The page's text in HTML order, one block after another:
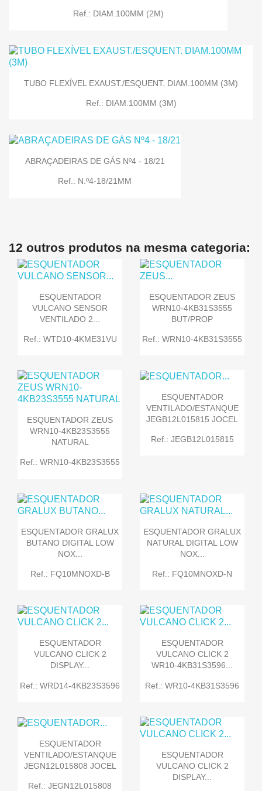
Ref.: DIAM.100MM (2M)
TUBO FLEXÍVEL EXAUST./ESQUENT. DIAM.100MM (3M)
Ref.: DIAM.100MM (3M)
ABRAÇADEIRAS DE GÁS Nº4 - 18/21
Ref.: N.º4-18/21MM
12 outros produtos na mesma categoria:
ESQUENTADOR
VULCANO SENSOR
VENTILADO 2...
Ref.: WTD10-4KME31VU
ESQUENTADOR ZEUS
WRN10-4KB31S3555
BUT/PROP
Ref.: WRN10-4KB31S3555
ESQUENTADOR ZEUS
WRN10-4KB23S3555
NATURAL
Ref.: WRN10-4KB23S3555
ESQUENTADOR
VENTILADO/ESTANQUE
JEGB12L015815 JOCEL
Ref.: JEGB12L015815
ESQUENTADOR GRALUX
BUTANO DIGITAL LOW
NOX...
Ref.: FQ10MNOXD-B
ESQUENTADOR GRALUX
NATURAL DIGITAL LOW
NOX...
Ref.: FQ10MNOXD-N
ESQUENTADOR
VULCANO CLICK 2
DISPLAY...
Ref.: WRD14-4KB23S3596
ESQUENTADOR
VULCANO CLICK 2
WR10-4KB31S3596...
Ref.: WR10-4KB31S3596
ESQUENTADOR
VENTILADO/ESTANQUE
JEGN12L015808 JOCEL
Ref.: JEGN12L015808
ESQUENTADOR
VULCANO CLICK 2
DISPLAY...